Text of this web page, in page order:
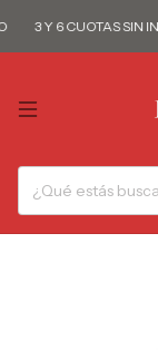
3 Y 6 CUOTAS SIN